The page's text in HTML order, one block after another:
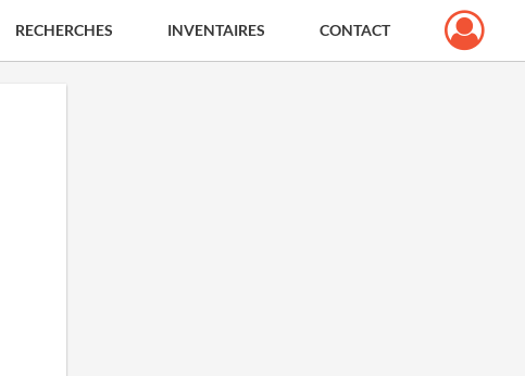
RECHERCHES INVENTAIRES CONTACT